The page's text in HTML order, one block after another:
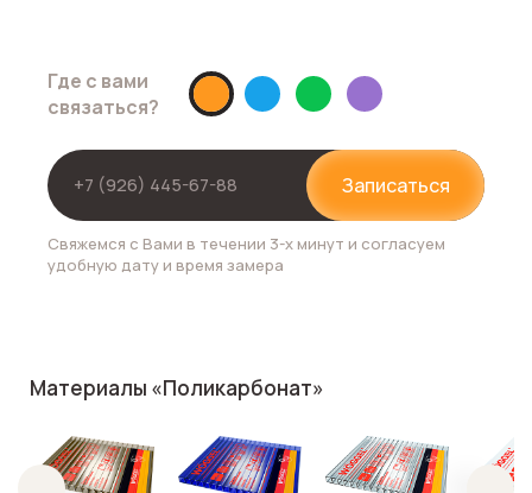
Где с вами
связаться?
Записаться
Свяжемся с Вами в течении 3-х минут и согласуем
удобную дату и время замера
Материалы «Поликарбонат»